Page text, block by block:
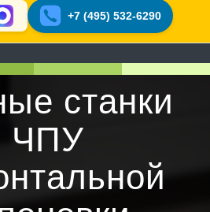
+7 (495) 532-6290
станки
ЧПУ